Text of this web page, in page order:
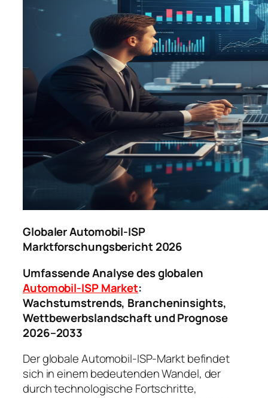
Globaler Automobil-ISP
Marktforschungsbericht 2026
Umfassende Analyse des globalen
Automobil-ISP Market:
Wachstumstrends, Brancheninsights,
Wettbewerbslandschaft und Prognose
2026–2033
Der globale Automobil-ISP-Markt befindet
sich in einem bedeutenden Wandel, der
durch technologische Fortschritte,